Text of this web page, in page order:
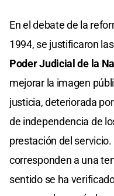
En el debate de la
1994, se justificaron
Poder Judicial de la
mejorar la imagen
justicia, deteriorada
de independencia de
prestación del
corresponden a una
sentido se ha